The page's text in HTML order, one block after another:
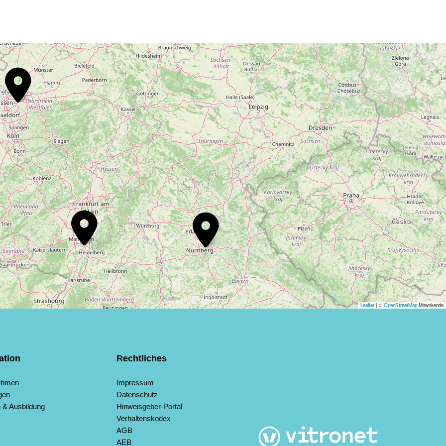
Leaflet | © OpenStreetMap-Mitwirkende
& Ausbildung
Rechtliches
Impressum
Datenschutz
Hinweisgeber-Portal
Verhaltenskodex
AGB
AEB